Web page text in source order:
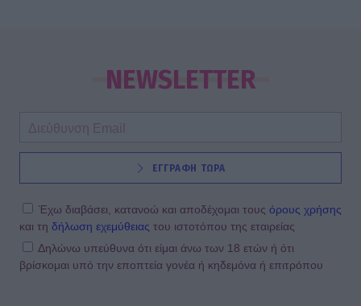
NEWSLETTER
ΕΓΓΡΑΦΗ ΤΩΡΑ
Έχω διαβάσει, κατανοώ και αποδέχομαι τους όρους χρήσης
και τη δήλωση εχεμύθειας του ιστοτόπου της εταιρείας
Δηλώνω υπεύθυνα ότι είμαι άνω των 18 ετών ή ότι
βρίσκομαι υπό την εποπτεία γονέα ή κηδεμόνα ή επιτρόπου